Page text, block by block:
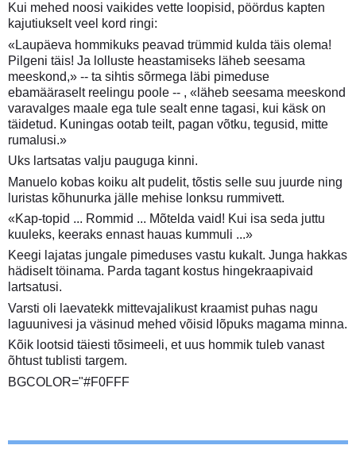
Kui mehed noosi vaikides vette loopisid, pöördus kapten
kajutiukselt veel kord ringi:
«Laupäeva hommikuks peavad trümmid kulda täis olema!
Pilgeni täis! Ja lolluste heastamiseks läheb seesama
meeskond,» -- ta sihtis sõrmega läbi pimeduse
ebamääraselt reelingu poole -- , «läheb seesama meeskond
varavalges maale ega tule sealt enne tagasi, kui käsk on
täidetud. Kuningas ootab teilt, pagan võtku, tegusid, mitte
rumalusi.»
Uks lartsatas valju pauguga kinni.
Manuelo kobas koiku alt pudelit, tõstis selle suu juurde ning
luristas kõhunurka jälle mehise lonksu rummivett.
«Kap-topid ... Rommid ... Mõtelda vaid! Kui isa seda juttu
kuuleks, keeraks ennast hauas kummuli ...»
Keegi lajatas jungale pimeduses vastu kukalt. Junga hakkas
hädiselt töinama. Parda tagant kostus hingekraapivaid
lartsatusi.
Varsti oli laevatekk mittevajalikust kraamist puhas nagu
laguunivesi ja väsinud mehed võisid lõpuks magama minna.
Kõik lootsid täiesti tõsimeeli, et uus hommik tuleb vanast
õhtust tublisti targem.
BGCOLOR="#F0FFF